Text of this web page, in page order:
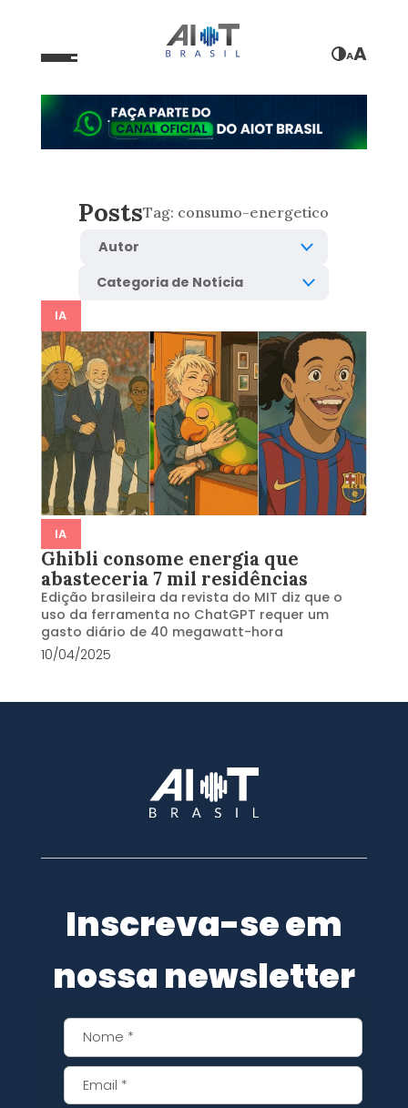
AA
PostsTag: consumo-energetico
IA
IA
Ghibli consome energia que
abasteceria 7 mil residências
Edição brasileira da revista do MIT diz que o
uso da ferramenta no ChatGPT requer um
gasto diário de 40 megawatt-hora
10/04/2025
Inscreva-se em
nossa newsletter